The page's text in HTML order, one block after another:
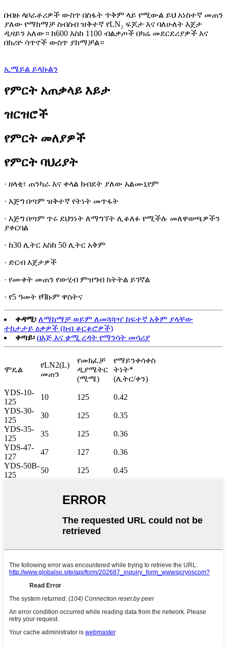
በብዙ ላቦራቶሪዎች ውስጥ በስፋት ጥቅም ላይ የሚውል ይህ አነስተኛ መጠን
ያለው የማከማቻ ስብስብ ዝቅተኛ የLN₂ ፍጆታ እና ባለሁለት እጀታ
ዲዛይን አለው። ከ600 እስከ 1100 ብልቃጦች በካሬ መደርደሪያዎች እና
በክሪዮ ሳጥኖች ውስጥ ያከማቻል።
ኢሜይል ይላኩልን
የምርት አጠቃላይ እይታ
ዝርዝሮች
የምርት መለያዎች
የምርት ባህሪያት
· ዘላቂ፣ ጠንካራ እና ቀላል ክብደት ያለው አልሙኒየም
· እጅግ በጣም ዝቅተኛ የትነት መጥፋት
· እጅግ በጣም ጥሩ ደህንነት ለማግኘት ሊቆለፉ የሚችሉ መለዋወጫዎችን
ያቀርባል
· ከ30 ሊትር እስከ 50 ሊትር አቅም
· ድርብ እጀታዎች
· የሙቀት መጠን የውሂብ ምዝግብ ክትትል ይገኛል
· የ5 ዓመት የቫኩም ዋስትና
ቀዳሚ፡ ለማከማቻ ወይም ለመጓጓዣ ከፍተኛ አቅም ያላቸው
ተከታታይ ዕቃዎች (ክብ ቆርቆሮዎች)
ቀጣይ፡ በእጅ እና ቋሚ ረዳት የማንሳት መሳሪያ
ሞዴል
የLN2(L)
መጠን
የመክፈቻ
ዲያሜትር
(ሚሜ)
የማይንቀሳቀስ
ትነት*
(ሊትር/ቀን)
YDS-10-
125
10 125
0.42
YDS-30-
125
30 125
0.35
YDS-35-
125
35 125
0.36
YDS-47-
127
47 127
0.36
YDS-50B-
125
50 125 0.45